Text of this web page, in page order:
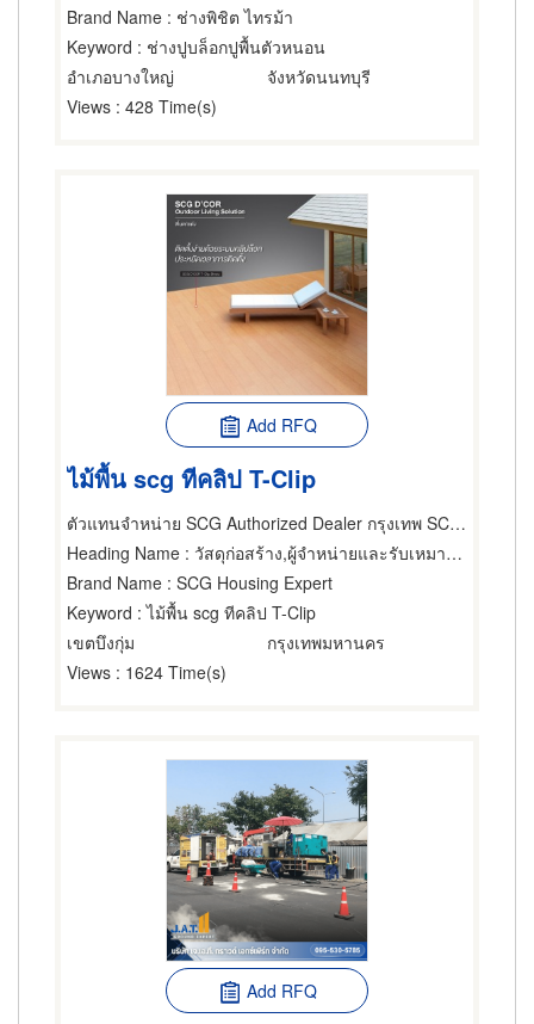
Brand Name : ช่างพิชิต ไทรม้า
Keyword : ช่างปูบล็อกปูพื้นตัวหนอน
อำเภอบางใหญ่
จังหวัดนนทบุรี
Views : 428 Time(s)
Add RFQ
ไม้พื้น scg ทีคลิป T-Clip
ตัวแทนจำหน่าย SCG Authorized Dealer กรุงเทพ SCG Housing Expert
Heading Name : วัสดุก่อสร้าง,ผู้จำหน่ายและรับเหมาปูวัสดุปูพื้น,ผู้ผลิตและจัดจำหน่ายวัสดุปูพื้น
Brand Name : SCG Housing Expert
Keyword : ไม้พื้น scg ทีคลิป T-Clip
เขตบึงกุ่ม
กรุงเทพมหานคร
Views : 1624 Time(s)
Add RFQ